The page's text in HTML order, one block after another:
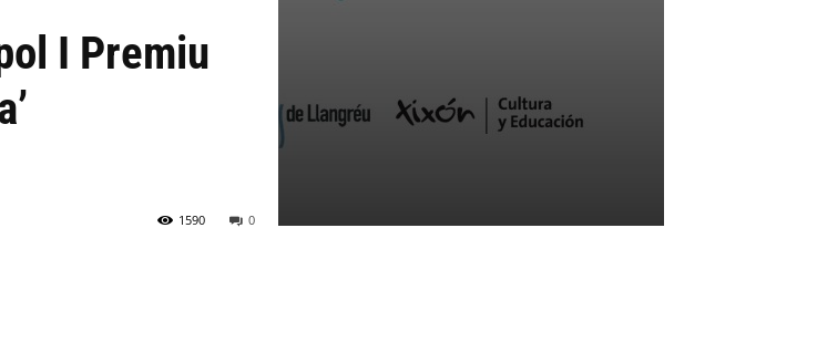
I Premiu
0
1590